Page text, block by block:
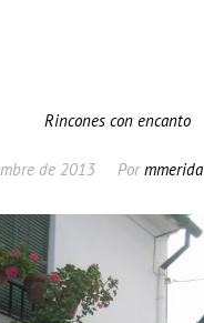
Rincones con encanto
de 2013 Pormmerida